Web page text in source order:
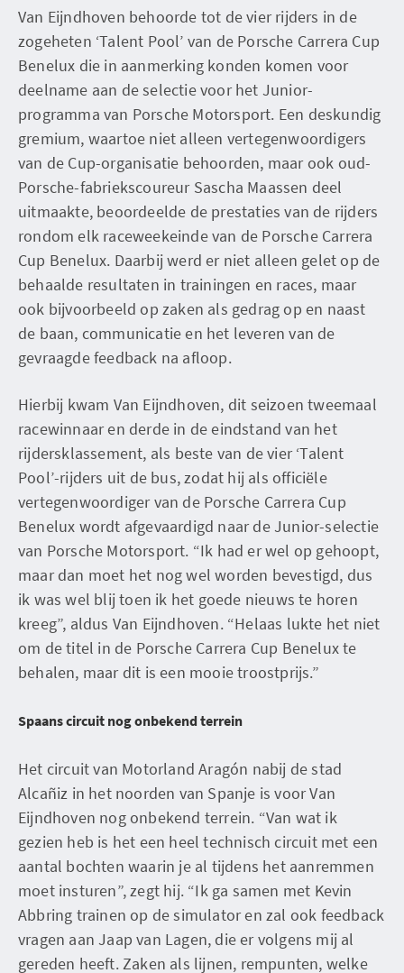
Van Eijndhoven behoorde tot de vier rijders in de
zogeheten ‘Talent Pool’ van de Porsche Carrera Cup
Benelux die in aanmerking konden komen voor
deelname aan de selectie voor het Junior-
programma van Porsche Motorsport. Een deskundig
gremium, waartoe niet alleen vertegenwoordigers
van de Cup-organisatie behoorden, maar ook oud-
Porsche-fabriekscoureur Sascha Maassen deel
uitmaakte, beoordeelde de prestaties van de rijders
rondom elk raceweekeinde van de Porsche Carrera
Cup Benelux. Daarbij werd er niet alleen gelet op de
behaalde resultaten in trainingen en races, maar
ook bijvoorbeeld op zaken als gedrag op en naast
de baan, communicatie en het leveren van de
gevraagde feedback na afloop.
Hierbij kwam Van Eijndhoven, dit seizoen tweemaal
racewinnaar en derde in de eindstand van het
rijdersklassement, als beste van de vier ‘Talent
Pool’-rijders uit de bus, zodat hij als officiële
vertegenwoordiger van de Porsche Carrera Cup
Benelux wordt afgevaardigd naar de Junior-selectie
van Porsche Motorsport. “Ik had er wel op gehoopt,
maar dan moet het nog wel worden bevestigd, dus
ik was wel blij toen ik het goede nieuws te horen
kreeg”, aldus Van Eijndhoven. “Helaas lukte het niet
om de titel in de Porsche Carrera Cup Benelux te
behalen, maar dit is een mooie troostprijs.”
Spaans circuit nog onbekend terrein
Het circuit van Motorland Aragón nabij de stad
Alcañiz in het noorden van Spanje is voor Van
Eijndhoven nog onbekend terrein. “Van wat ik
gezien heb is het een heel technisch circuit met een
aantal bochten waarin je al tijdens het aanremmen
moet insturen”, zegt hij. “Ik ga samen met Kevin
Abbring trainen op de simulator en zal ook feedback
vragen aan Jaap van Lagen, die er volgens mij al
gereden heeft. Zaken als lijnen, rempunten, welke